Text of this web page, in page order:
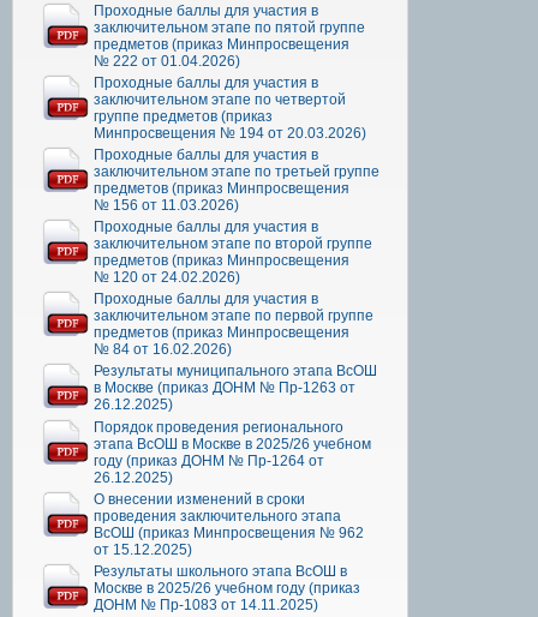
Проходные баллы для участия в
заключительном этапе по пятой группе
предметов (приказ Минпросвещения
№ 222 от 01.04.2026)
Проходные баллы для участия в
заключительном этапе по четвертой
группе предметов (приказ
Минпросвещения № 194 от 20.03.2026)
Проходные баллы для участия в
заключительном этапе по третьей группе
предметов (приказ Минпросвещения
№ 156 от 11.03.2026)
Проходные баллы для участия в
заключительном этапе по второй группе
предметов (приказ Минпросвещения
№ 120 от 24.02.2026)
Проходные баллы для участия в
заключительном этапе по первой группе
предметов (приказ Минпросвещения
№ 84 от 16.02.2026)
Результаты муниципального этапа ВсОШ
в Москве (приказ ДОНМ № Пр-1263 от
26.12.2025)
Порядок проведения регионального
этапа ВсОШ в Москве в 2025/26 учебном
году (приказ ДОНМ № Пр-1264 от
26.12.2025)
О внесении изменений в сроки
проведения заключительного этапа
ВсОШ (приказ Минпросвещения № 962
от 15.12.2025)
Результаты школьного этапа ВсОШ в
Москве в 2025/26 учебном году (приказ
ДОНМ № Пр-1083 от 14.11.2025)